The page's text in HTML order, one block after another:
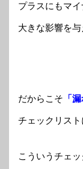
プラスにもマイ
大きな影響を与
だからこそ 「
チェックリスト
こういうチェ